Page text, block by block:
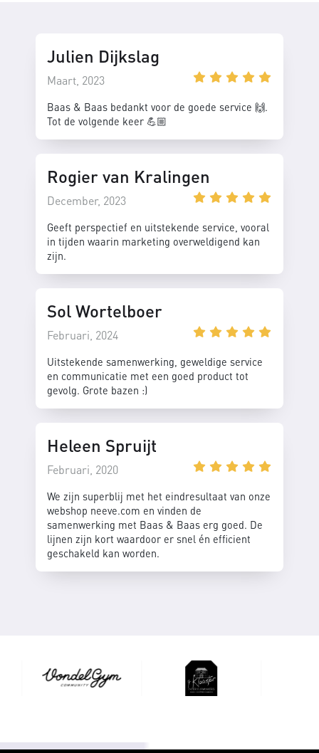
Julien Dijkslag
Maart, 2023
Baas & Baas bedankt voor de goede service 🙌.
Tot de volgende keer 💪🏼
Rogier van Kralingen
December, 2023
Geeft perspectief en uitstekende service, vooral
in tijden waarin marketing overweldigend kan
zijn.
Sol Wortelboer
Februari, 2024
Uitstekende samenwerking, geweldige service
en communicatie met een goed product tot
gevolg. Grote bazen :)
Heleen Spruijt
Februari, 2020
We zijn superblij met het eindresultaat van onze
webshop neeve.com en vinden de
samenwerking met Baas & Baas erg goed. De
lijnen zijn kort waardoor er snel én efficient
geschakeld kan worden.